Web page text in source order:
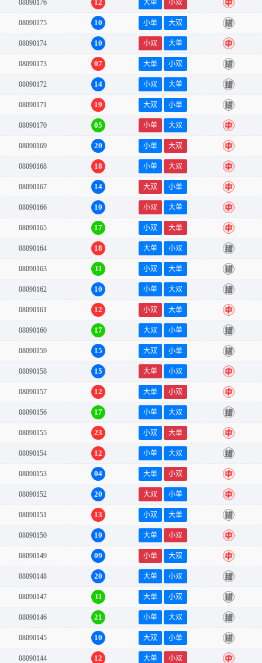
08090176 12 大单 小双 中
08090175 10 小单 大双 错
08090174 10 小双 大单 中
08090173 07 大单 小双 错
08090172 14 小双 大单 错
08090171 19 大双 小单 错
08090170 05 小单 大双 中
08090169 20 小单 大双 中
08090168 18 小单 大双 中
08090167 14 大双 小单 中
08090166 10 小双 大单 中
08090165 17 小双 大单 中
08090164 18 大单 小双 错
08090163 11 小双 大单 错
08090162 10 小单 大双 错
08090161 12 小双 大单 中
08090160 17 大双 小单 错
08090159 15 大双 小单 错
08090158 15 大单 小双 中
08090157 12 大单 小双 中
08090156 17 小单 大双 错
08090155 23 小双 大单 中
08090154 12 小单 大双 错
08090153 04 大单 小双 中
08090152 20 大双 小单 中
08090151 13 小双 大单 错
08090150 10 大单 小双 中
08090149 09 小单 大双 中
08090148 20 大单 小双 错
08090147 11 大单 小双 错
08090146 21 小单 大双 错
08090145 10 大双 小单 错
08090144 12 大单 小双 中